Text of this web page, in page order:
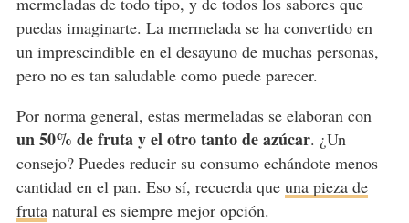
puedas imaginarte. La mermelada se ha convertido en
un imprescindible en el desayuno de muchas personas,
pero no es tan saludable como puede parecer.
Por norma general, estas mermeladas se elaboran con
un 50% de fruta y el otro tanto de azúcar. ¿Un
consejo? Puedes reducir su consumo echándote menos
cantidad en el pan. Eso sí, recuerda que una pieza de
frutanatural es siempre mejor opción.